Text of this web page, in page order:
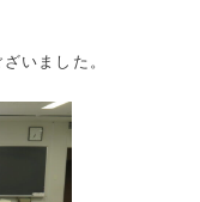
いました。